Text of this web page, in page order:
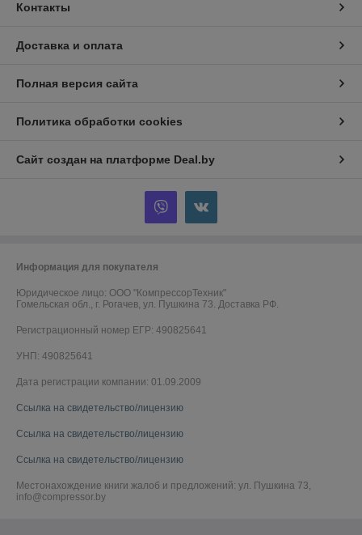
Контакты
Доставка и оплата
Полная версия сайта
Политика обработки cookies
Сайт создан на платформе Deal.by
Информация для покупателя
Юридическое лицо: ООО "КомпрессорТехник"
Гомельская обл., г. Рогачев, ул. Пушкина 73. Доставка РФ.
Регистрационный номер ЕГР: 490825641
УНП: 490825641
Дата регистрации компании: 01.09.2009
Ссылка на свидетельство/лицензию
Ссылка на свидетельство/лицензию
Ссылка на свидетельство/лицензию
Местонахождение книги жалоб и предложений: ул. Пушкина 73,
info@compressor.by